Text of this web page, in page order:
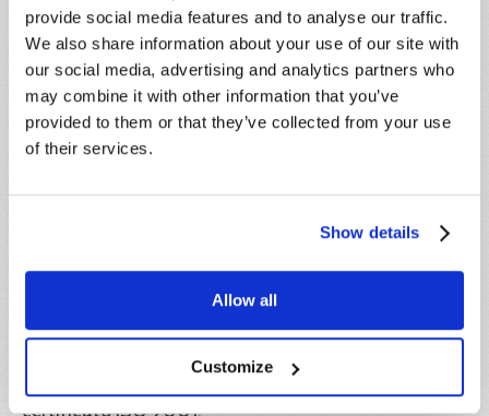
provide social media features and to analyse our traffic.
We also share information about your use of our site with
our social media, advertising and analytics partners who
may combine it with other information that you’ve
provided to them or that they’ve collected from your use
of their services.
Show details
Allow all
Customize
vuole rinunciare alla partecipazione, pur avendo già
effettuato il pagamento, dovrà darne
comunicazione scritta entro e non oltre 5 giorni
antecedenti la data di inizio del corso,
indipendentemente dalla motivazione della
rinuncia. L’importo corrisposto sarà convertito in
credito formativo, utilizzabile entro l’anno solare di
10, n. 20) del D.P.R. 26 ottobre 1972, n. 633.
Ente formatore:
Hideea SRL, in collaborazione con Xplica SRL, Ente
di formazione accreditato Regione Lazio e
certificato ISO 9001.